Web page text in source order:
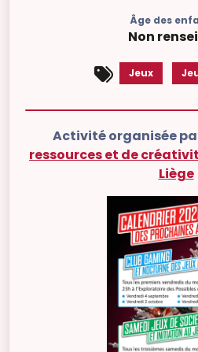
Âge des
Non
Jeux
Activité organisée
ressources et de
Liège